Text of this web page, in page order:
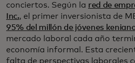
conciertos. Según la red de
Inc., el primer inversionista de
95% del millón de jóvenes
mercado laboral cada año
economía informal. Esta
falta de perspectivas laborales